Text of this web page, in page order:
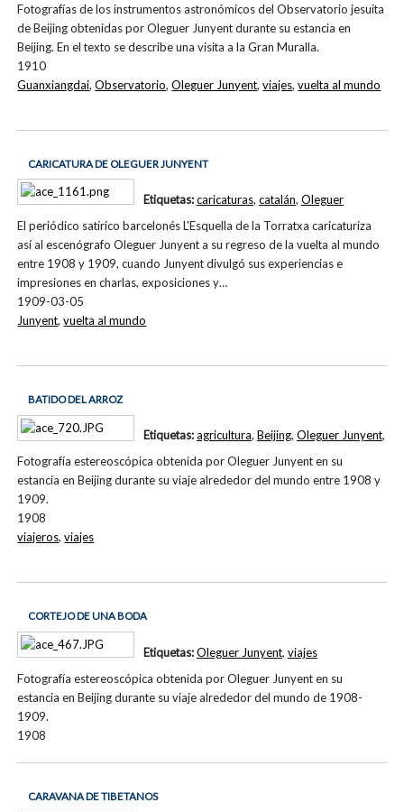
Fotografías de los instrumentos astronómicos del Observatorio jesuita
de Beijing obtenidas por Oleguer Junyent durante su estancia en
Beijing. En el texto se describe una visita a la Gran Muralla.
1910
Guanxiangdai,Observatorio,Oleguer Junyent,viajes,vuelta al mundo
CARICATURA DE OLEGUER JUNYENT
El periódico satírico barcelonés L'Esquella de la Torratxa caricaturiza
así al escenógrafo Oleguer Junyent a su regreso de la vuelta al mundo
entre 1908 y 1909, cuando Junyent divulgó sus experiencias e
impresiones en charlas, exposiciones y…
1909-03-05
Etiquetas:caricaturas, catalán, Oleguer
Junyent,vuelta al mundo
BATIDO DEL ARROZ
Fotografía estereoscópica obtenida por Oleguer Junyent en su
estancia en Beijing durante su viaje alrededor del mundo entre 1908 y
1909.
1908
Etiquetas:agricultura, Beijing, Oleguer Junyent,
viajeros,viajes
CORTEJO DE UNA BODA
Fotografía estereoscópica obtenida por Oleguer Junyent en su
estancia en Beijing durante su viaje alrededor del mundo de 1908-
1909.
1908
Etiquetas:Oleguer Junyent, viajes
CARAVANA DE TIBETANOS